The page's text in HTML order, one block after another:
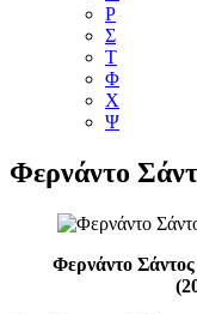
Ρ
Σ
Τ
Φ
Χ
Ψ
Φερνάντο
Φερνάντο